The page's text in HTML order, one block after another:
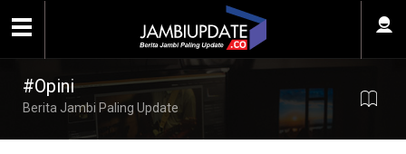
#Opini
Berita Jambi Paling Update